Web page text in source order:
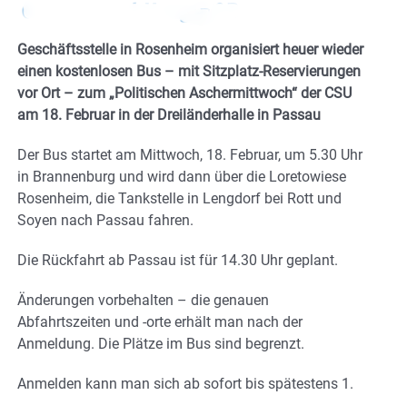
Geschäftsstelle in Rosenheim organisiert heuer wieder
einen kostenlosen Bus – mit Sitzplatz-Reservierungen
vor Ort – zum „Politischen Aschermittwoch“ der CSU
am 18. Februar in der Dreiländerhalle in Passau
Der Bus startet am Mittwoch, 18. Februar, um 5.30 Uhr
in Brannenburg und wird dann über die Loretowiese
Rosenheim, die Tankstelle in Lengdorf bei Rott und
Soyen nach Passau fahren.
Die Rückfahrt ab Passau ist für 14.30 Uhr geplant.
Änderungen vorbehalten – die genauen
Abfahrtszeiten und -orte erhält man nach der
Anmeldung. Die Plätze im Bus sind begrenzt.
Anmelden kann man sich ab sofort bis spätestens 1.